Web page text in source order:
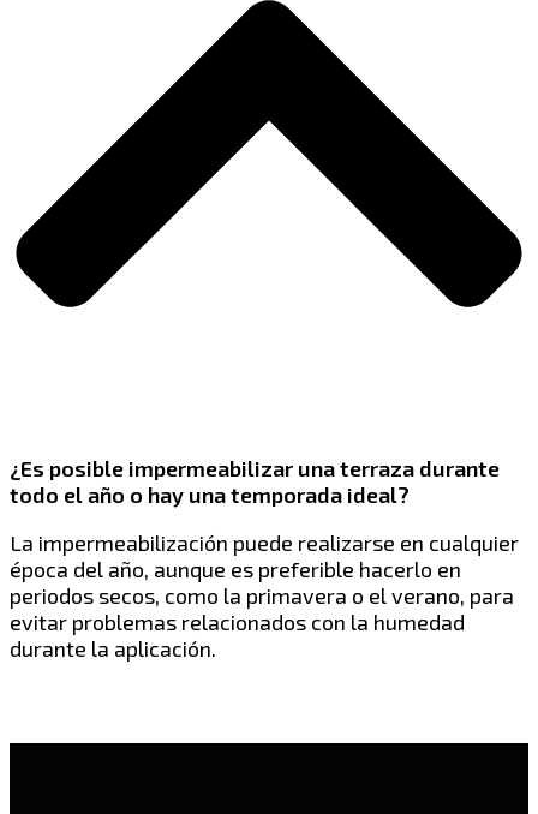
¿Es posible impermeabilizar una terraza durante
todo el año o hay una temporada ideal?
La impermeabilización puede realizarse en cualquier
época del año, aunque es preferible hacerlo en
periodos secos, como la primavera o el verano, para
evitar problemas relacionados con la humedad
durante la aplicación.